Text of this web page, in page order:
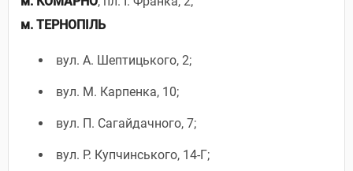
м. ТЕРНОПІЛЬ
вул. А. Шептицького, 2;
вул. М. Карпенка, 10;
вул. П. Сагайдачного, 7;
вул. Р. Купчинського, 14-Г;